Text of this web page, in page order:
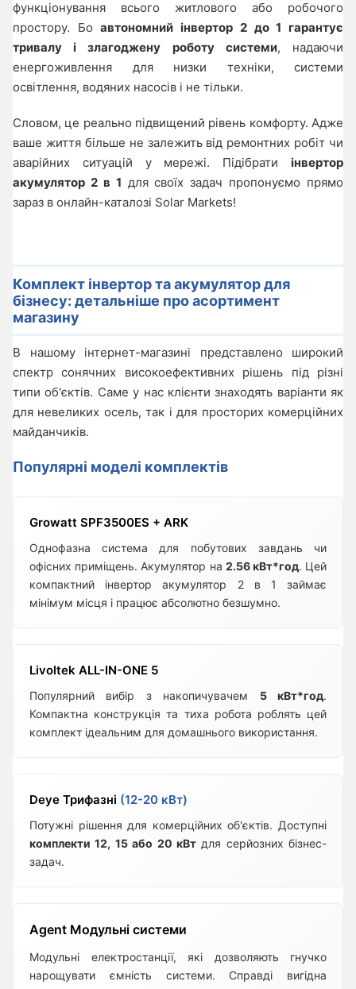
функціонування всього житлового або робочого
простору. Боавтономний інвертор 2 до 1 гарантує
тривалу і злагоджену роботу системи, надаючи
енергоживлення для низки техніки, системи
освітлення, водяних насосів і не тільки.
Словом, це реально підвищений рівень комфорту. Адже
ваше життя більше не залежить від ремонтних робіт чи
аварійних ситуацій у мережі. Підібрати інвертор
акумулятор 2 в 1 для своїх задач пропонуємо прямо
зараз в онлайн-каталозі Solar Markets!
Комплект інвертор та акумулятор для
бізнесу: детальніше про асортимент
магазину
В нашому інтернет-магазині представлено широкий
спектр сонячних високоефективних рішень під різні
типи об'єктів. Саме у нас клієнти знаходять варіанти як
для невеликих осель, так і для просторих комерційних
майданчиків.
Популярні моделі комплектів
Growatt SPF3500ES + ARK
Однофазна система для побутових завдань чи
офісних приміщень. Акумулятор на 2.56 кВт*год. Цей
компактний інвертор акумулятор 2 в 1 займає
мінімум місця і працює абсолютно безшумно.
Livoltek ALL-IN-ONE 5
Популярний вибір з накопичувачем 5 кВт*год.
Компактна конструкція та тиха робота роблять цей
комплект ідеальним для домашнього використання.
Deye Трифазні (12-20 кВт)
Потужні рішення для комерційних об'єктів. Доступні
комплекти 12, 15 або 20 кВтдля серйозних бізнес-
задач.
Agent Модульні системи
Модульні електростанції, які дозволяють гнучко
нарощувати ємність системи. Справді вигідна